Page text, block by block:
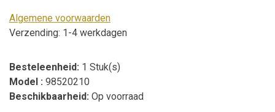
Algemene voorwaarden
Verzending: 1-4 werkdagen
Besteleenheid: 1 Stuk(s)
Model : 98520210
Beschikbaarheid: Op voorraad